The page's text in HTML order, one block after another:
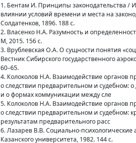
1. Бентам И. Принципы законодательства
влиянии условий времени и места на
Солдатенков, 1896. 188 с.
2. Власенко Н.А. Разумность и
М, 2015. 156 с.
3. Врублевская О.А. О сущности понятия
Вестник Сибирского государственного
60–65.
4. Колоколов Н.А. Взаимодействие органов
о следствии предварительном и судебном:
и о формах коммуникации между сле
5. Колоколов Н.А. Взаимодействие органов
о следствии предварительном и судебном:
результатам предварительного расс
6. Лазарев В.В. Социально-
Казанского университета, 1982. 144 с.